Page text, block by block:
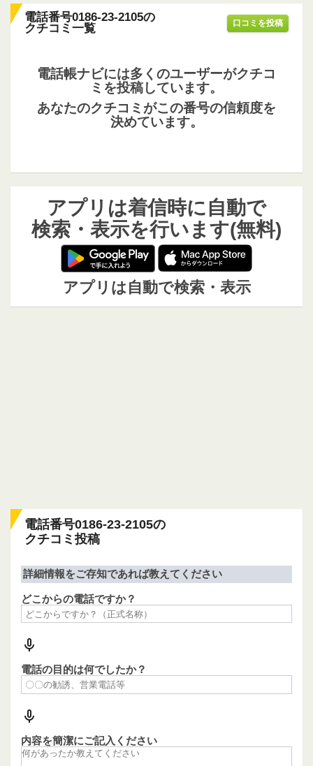
電話番号0186-23-2105の
クチコミ一覧
口コミを投稿
電話帳ナビには多くのユーザーがクチコ
ミを投稿しています。
あなたのクチコミがこの番号の信頼度を
決めています。
アプリは着信時に自動で
検索・表示を行います(無料)
アプリは自動で検索・表示
電話番号0186-23-2105の
クチコミ投稿
詳細情報をご存知であれば教えてください
どこからの電話ですか？
電話の目的は何でしたか？
内容を簡潔にご記入ください